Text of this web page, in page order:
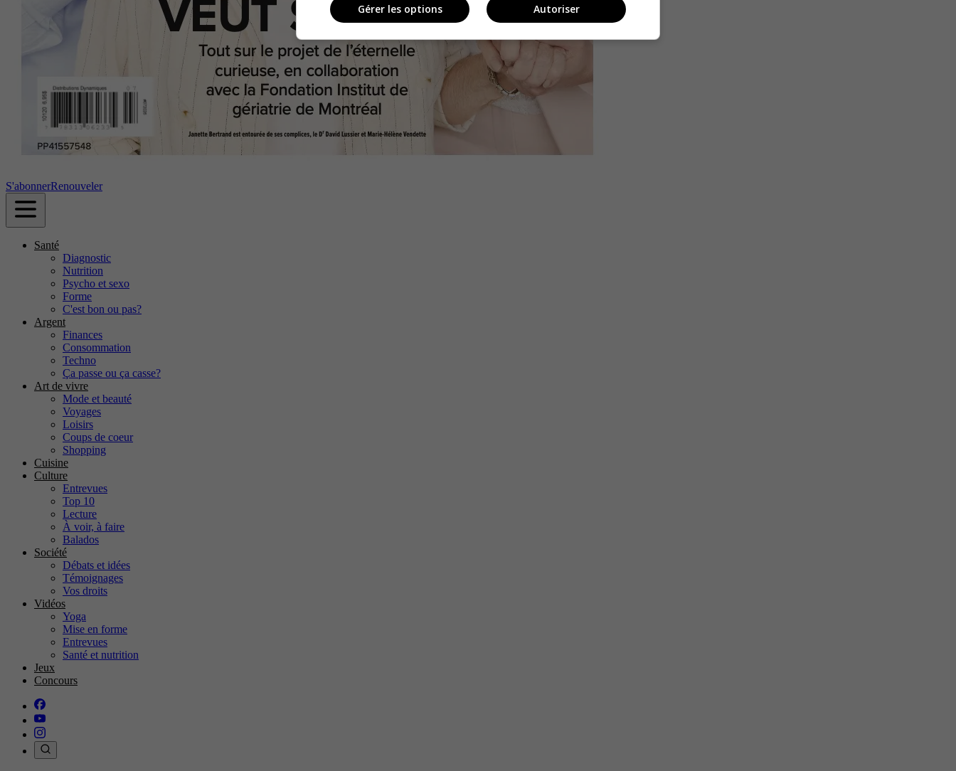
S'abonnerRenouveler
Santé
Diagnostic
Nutrition
Psycho et sexo
Forme
C'est bon ou pas?
Argent
Finances
Consommation
Techno
Ça passe ou ça casse?
Art de vivre
Mode et beauté
Voyages
Loisirs
Coups de coeur
Shopping
Cuisine
Culture
Entrevues
Top 10
Lecture
À voir, à faire
Balados
Société
Débats et idées
Témoignages
Vos droits
Vidéos
Yoga
Mise en forme
Entrevues
Santé et nutrition
Jeux
Concours
Autoriser
Gérer les options